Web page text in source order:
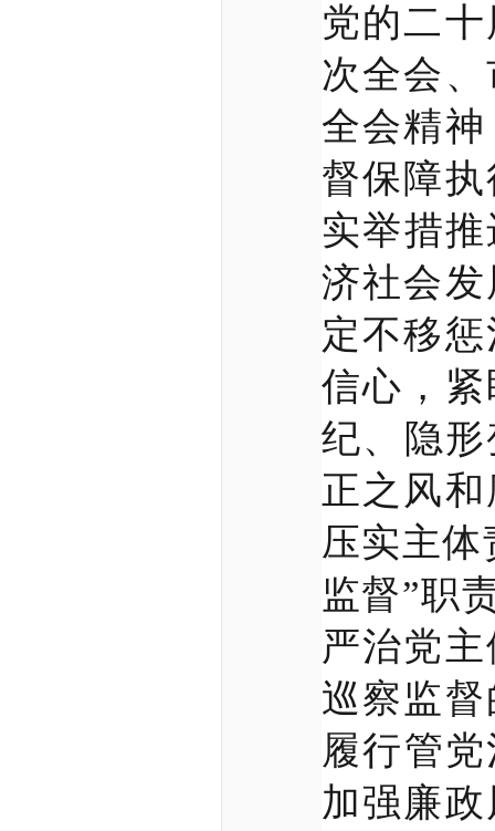
党的二
次全会
全会精
督保障
实举措
济社会
定不移
信心，
纪、隐
正之风
压实主
监督”职
严治党
巡察监
履行管
加强廉